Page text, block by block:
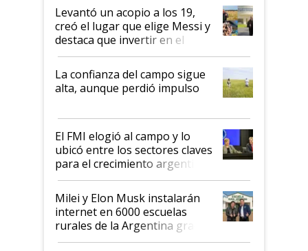
Levantó un acopio a los 19,
creó el lugar que elige Messi y
destaca que invertir en el
kirchnerismo era como "darle
plata a un hijo para droga":
Juan Félix Rossetti, el libertario
que de una dura crisis salió
de Milei
La confianza del campo sigue
alta, aunque perdió impulso
El FMI elogió al campo y lo
ubicó entre los sectores claves
para el crecimiento argentino
Milei y Elon Musk instalarán
internet en 6000 escuelas
rurales de la Argentina gracias
a un acuerdo con Starlink